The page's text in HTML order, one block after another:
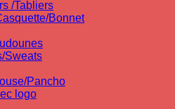
/Tabliers
Bonnet
Sweats
Pancho
logo